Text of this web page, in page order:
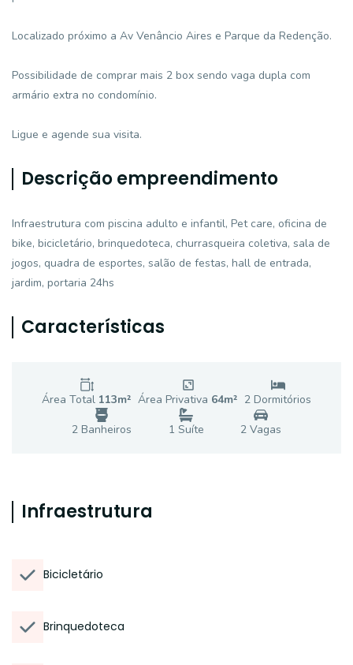
Localizado próximo a Av Venâncio Aires e Parque da Redenção.
Possibilidade de comprar mais 2 box sendo vaga dupla com
armário extra no condomínio.
Ligue e agende sua visita.
Descrição empreendimento
Infraestrutura com piscina adulto e infantil, Pet care, oficina de
bike, bicicletário, brinquedoteca, churrasqueira coletiva, sala de
jogos, quadra de esportes, salão de festas, hall de entrada,
jardim, portaria 24hs
Características
Área Total 113m² Área Privativa 64m² 2 Dormitórios
2 Banheiros 1 Suíte 2Vagas
Infraestrutura
Bicicletário
Brinquedoteca